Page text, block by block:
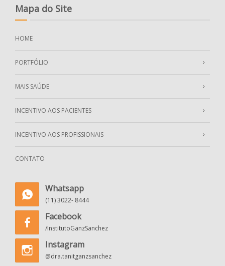
Mapa do Site
HOME
PORTFÓLIO
MAIS SAÚDE
INCENTIVO AOS PACIENTES
INCENTIVO AOS PROFISSIONAIS
CONTATO
Whatsapp
(11) 3022- 8444
Facebook
/InstitutoGanzSanchez
Instagram
@dra.tanitganzsanchez